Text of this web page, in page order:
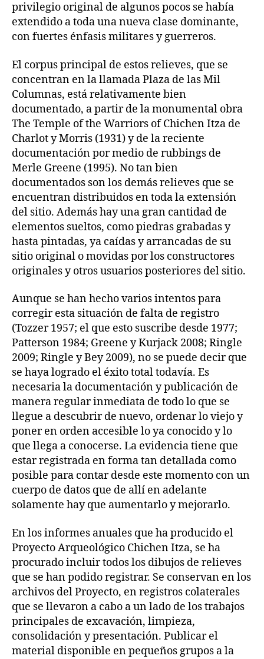
privilegio original de algunos pocos se había
extendido a toda una nueva clase dominante,
con fuertes énfasis militares y guerreros.
El corpus principal de estos relieves, que se
concentran en la llamada Plaza de las Mil
Columnas, está relativamente bien
documentado, a partir de la monumental obra
The Temple of the Warriors of Chichen Itza de
Charlot y Morris (1931) y de la reciente
documentación por medio de rubbings de
Merle Greene (1995). No tan bien
documentados son los demás relieves que se
encuentran distribuidos en toda la extensión
del sitio. Además hay una gran cantidad de
elementos sueltos, como piedras grabadas y
hasta pintadas, ya caídas y arrancadas de su
sitio original o movidas por los constructores
originales y otros usuarios posteriores del sitio.
Aunque se han hecho varios intentos para
corregir esta situación de falta de registro
(Tozzer 1957; el que esto suscribe desde 1977;
Patterson 1984; Greene y Kurjack 2008; Ringle
2009; Ringle y Bey 2009), no se puede decir que
se haya logrado el éxito total todavía. Es
necesaria la documentación y publicación de
manera regular inmediata de todo lo que se
llegue a descubrir de nuevo, ordenar lo viejo y
poner en orden accesible lo ya conocido y lo
que llega a conocerse. La evidencia tiene que
estar registrada en forma tan detallada como
posible para contar desde este momento con un
cuerpo de datos que de allí en adelante
solamente hay que aumentarlo y mejorarlo.
En los informes anuales que ha producido el
Proyecto Arqueológico Chichen Itza, se ha
procurado incluir todos los dibujos de relieves
que se han podido registrar. Se conservan en los
archivos del Proyecto, en registros colaterales
que se llevaron a cabo a un lado de los trabajos
principales de excavación, limpieza,
consolidación y presentación. Publicar el
material disponible en pequeños grupos a la